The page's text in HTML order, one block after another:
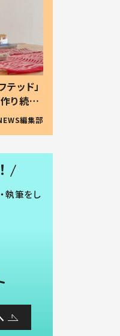
ッド」
り続け
の子編集部
執筆をし